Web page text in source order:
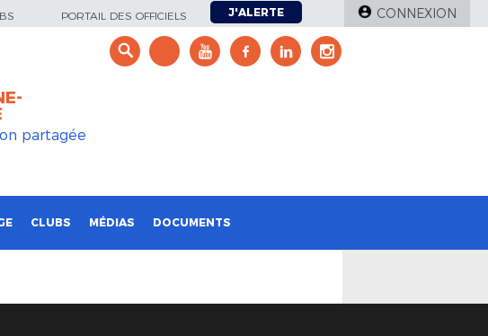
PORTAIL DES OFFICIELS J'ALERTE CONNEXION
partagée
CLUBS MÉDIAS DOCUMENTS